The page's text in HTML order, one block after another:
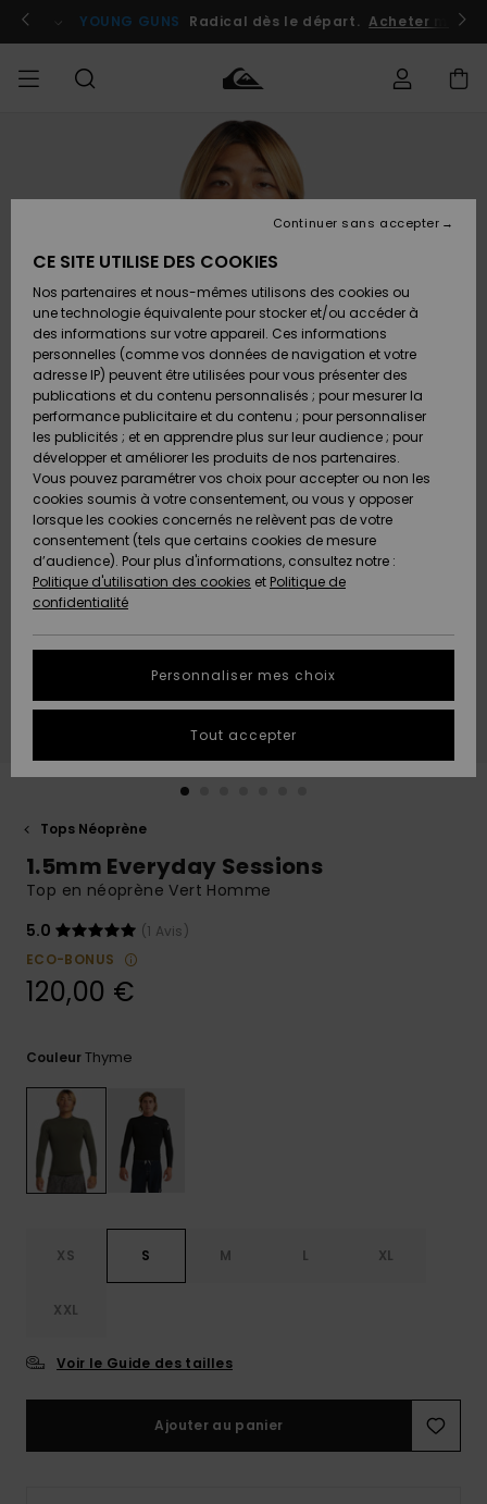
l'information
le
Se connecter / s'inscrire
YOUNG GUNS Radical dès le départ. Acheter
Vêtements
Chaussures
& Tongs
Surf
Snow
Nouveautés
A
Découvrir
Vêtements
Chaussures
& Tongs
Surf
Snow
Nouveautés
A
Découvrir
FEMME
Shop
A
Découvrir
Snow
SURF
Surf
Shop
Homme
Surf
Shop
Enfant
Highlights
Communauté
SNOW
Snow
Shop
Homme
Snow
Shop
Enfant
Snow
Shop
Femme
A
Découvrir
Communauté
OUTLET
Outlet
Homme
Enfant
Outlet
Femme
AIDE &
CONTACT
Accéder à
commande
Retours
Paiement
Carte
Cadeau
Quiksilver
Freedom
Protection
des
tailles
conversation
plus rapide
à votre
Démarrer
les plus
fréquentes
et notre
formulaire
de
contact.
la FAQ
MAGASINS
QUIKSILVER
Tops Néoprène
1.5mm Everyday Sessions
Top en néoprène Vert Homme
5.0
(1 Avis)
ECO-BONUS
120,00 €
CouleurThyme
XS S M L XL
XXL
Voir le Guide des tailles
Ajouter au panier
CE SITE UTILISE DES COOKIES
Nos partenaires et nous-mêmes utilisons des cookies ou
une technologie équivalente pour stocker et/ou accéder à
des informations sur votre appareil. Ces informations
personnelles (comme vos données de navigation et votre
adresse IP) peuvent être utilisées pour vous présenter des
publications et du contenu personnalisés ; pour mesurer la
performance publicitaire et du contenu ; pour personnaliser
les publicités ; et en apprendre plus sur leur audience ; pour
développer et améliorer les produits de nos partenaires.
Vous pouvez paramétrer vos choix pour accepter ou non les
cookies soumis à votre consentement, ou vous y opposer
lorsque les cookies concernés ne relèvent pas de votre
consentement (tels que certains cookies de mesure
d’audience). Pour plus d'informations, consultez notre :
Politique d'utilisation des cookies et Politique de
confidentialité
Personnaliser mes choix
Continuer sans accepter
Tout accepter